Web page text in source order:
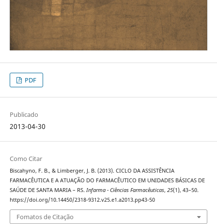
PDF
Publicado
2013-04-30
Como Citar
Biscahyno, F. B., & Limberger, J. B. (2013). CICLO DA ASSISTÊNCIA
FARMACÊUTICA E A ATUAÇÃO DO FARMACÊUTICO EM UNIDADES BÁSICAS DE
SAÚDE DE SANTA MARIA – RS. Infarma - Ciências Farmacêuticas, 25(1), 43–50.
https://doi.org/10.14450/2318-9312.v25.e1.a2013.pp43-50
Fomatos de Citação